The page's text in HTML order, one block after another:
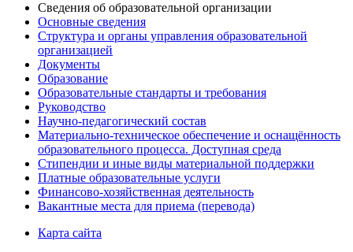
Сведения об образовательной организации
Основные сведения
Структура и органы управления образовательной
организацией
Документы
Образование
Образовательные стандарты и требования
Руководство
Научно-педагогический состав
Материально-техническое обеспечение и оснащённость
образовательного процесса. Доступная среда
Стипендии и иные виды материальной поддержки
Платные образовательные услуги
Финансово-хозяйственная деятельность
Вакантные места для приема (перевода)
Карта сайта